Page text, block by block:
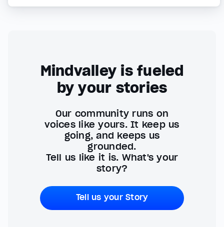
Mindvalley is fueled
by your stories
Our community runs on
voices like yours. It keep us
going, and keeps us
grounded.
Tell us like it is. What's your
story?
Tell us your Story